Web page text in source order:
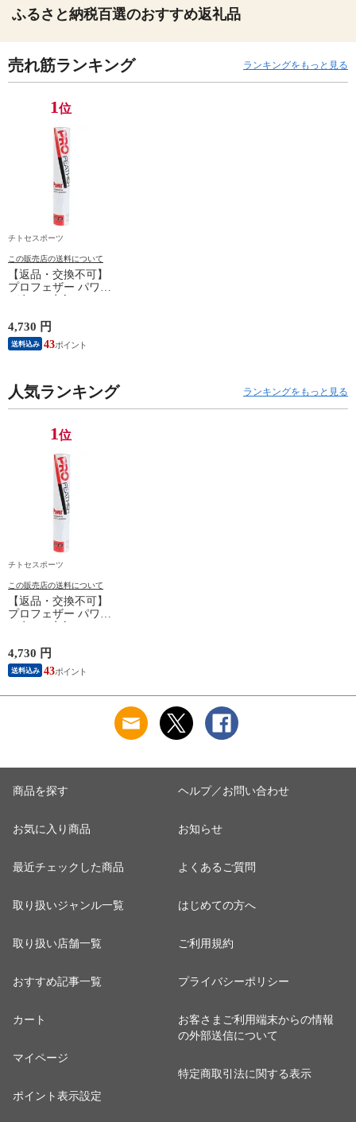
ふるさと納税百選のおすすめ返礼品
売れ筋ランキング ランキングをもっと見る
1位
チトセスポーツ
この販売店の送料について
【返品・交換不可】
プロフェザー パワー
PF-6010 2025SS バド
ミントンシャトル 羽
根 12個入
4,730 円
送料込み 43
人気ランキング ランキングをもっと見る
1位
チトセスポーツ
この販売店の送料について
【返品・交換不可】
プロフェザー パワー
PF-6010 2025SS バド
ミントンシャトル 羽
根 12個入
4,730 円
送料込み 43
商品を探す
お気に入り商品
最近チェックした商品
取り扱いジャンル一覧
取り扱い店舗一覧
おすすめ記事一覧
カート
マイページ
ポイント表示設定
ヘルプ／お問い合わせ
お知らせ
よくあるご質問
はじめての方へ
ご利用規約
プライバシーポリシー
お客さまご利用端末からの情報
の外部送信について
特定商取引法に関する表示